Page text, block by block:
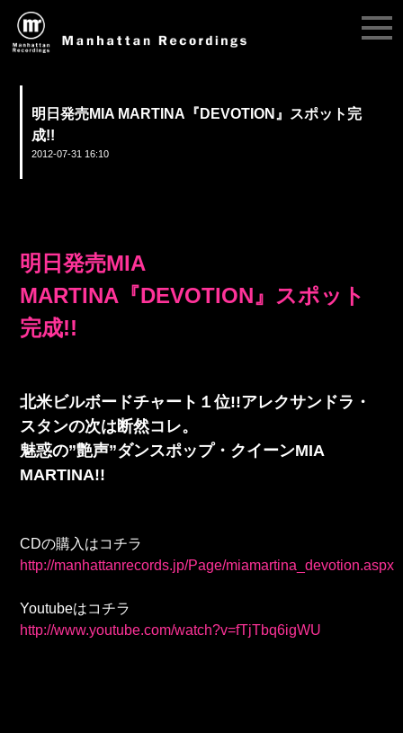
明日発売MIA MARTINA『DEVOTION』スポット完
成!!
2012-07-31 16:10
明日発売MIA
MARTINA『DEVOTION』スポット
完成!!
北米ビルボードチャート１位!!アレクサンドラ・
スタンの次は断然コレ。
魅惑の”艶声”ダンスポップ・クイーンMIA
MARTINA!!
CDの購入はコチラ
http://manhattanrecords.jp/Page/miamartina_devotion.aspx
Youtubeはコチラ
http://www.youtube.com/watch?v=fTjTbq6igWU